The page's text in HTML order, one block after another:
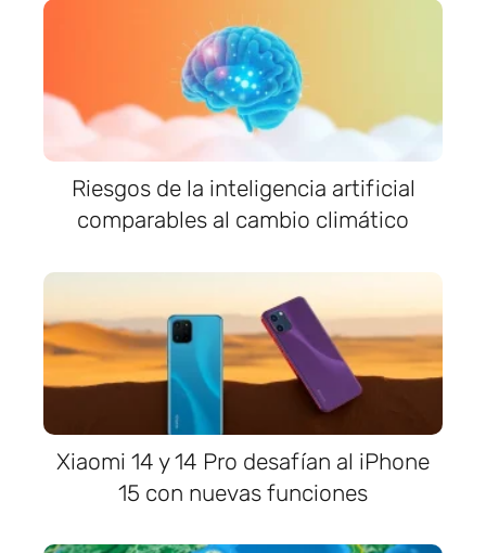
Riesgos de la inteligencia artificial
comparables al cambio climático
Xiaomi 14 y 14 Pro desafían al iPhone
15 con nuevas funciones